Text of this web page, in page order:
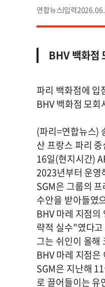
연합뉴스
BHV 백화점
파리 백화점에 입
BHV 백화점 모
(파리=연합뉴스)
산 프랑스 파리
16일(현지시간)
2023년부터 운영
SGM은 그룹의
수안을 받아들였
BHV 마레 지점
략적 실수"였다
그는 쉬인이 올해
BHV 마레 지점
SGM은 지난해
로 끌어들이는 유